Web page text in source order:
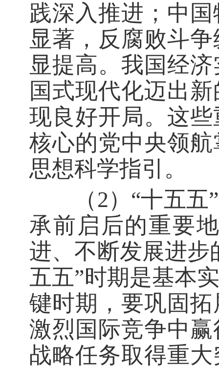
践深入推进；中
显著，反腐败斗
显提高。我国经
国式现代化迈出
现良好开局。这
核心的党中央领
思想科学指引。
（2）“十五五”
承前启后的重要
进、不断发展进步
五五”时期是基本
键时期，要巩固
激烈国际竞争中
战略任务取得重